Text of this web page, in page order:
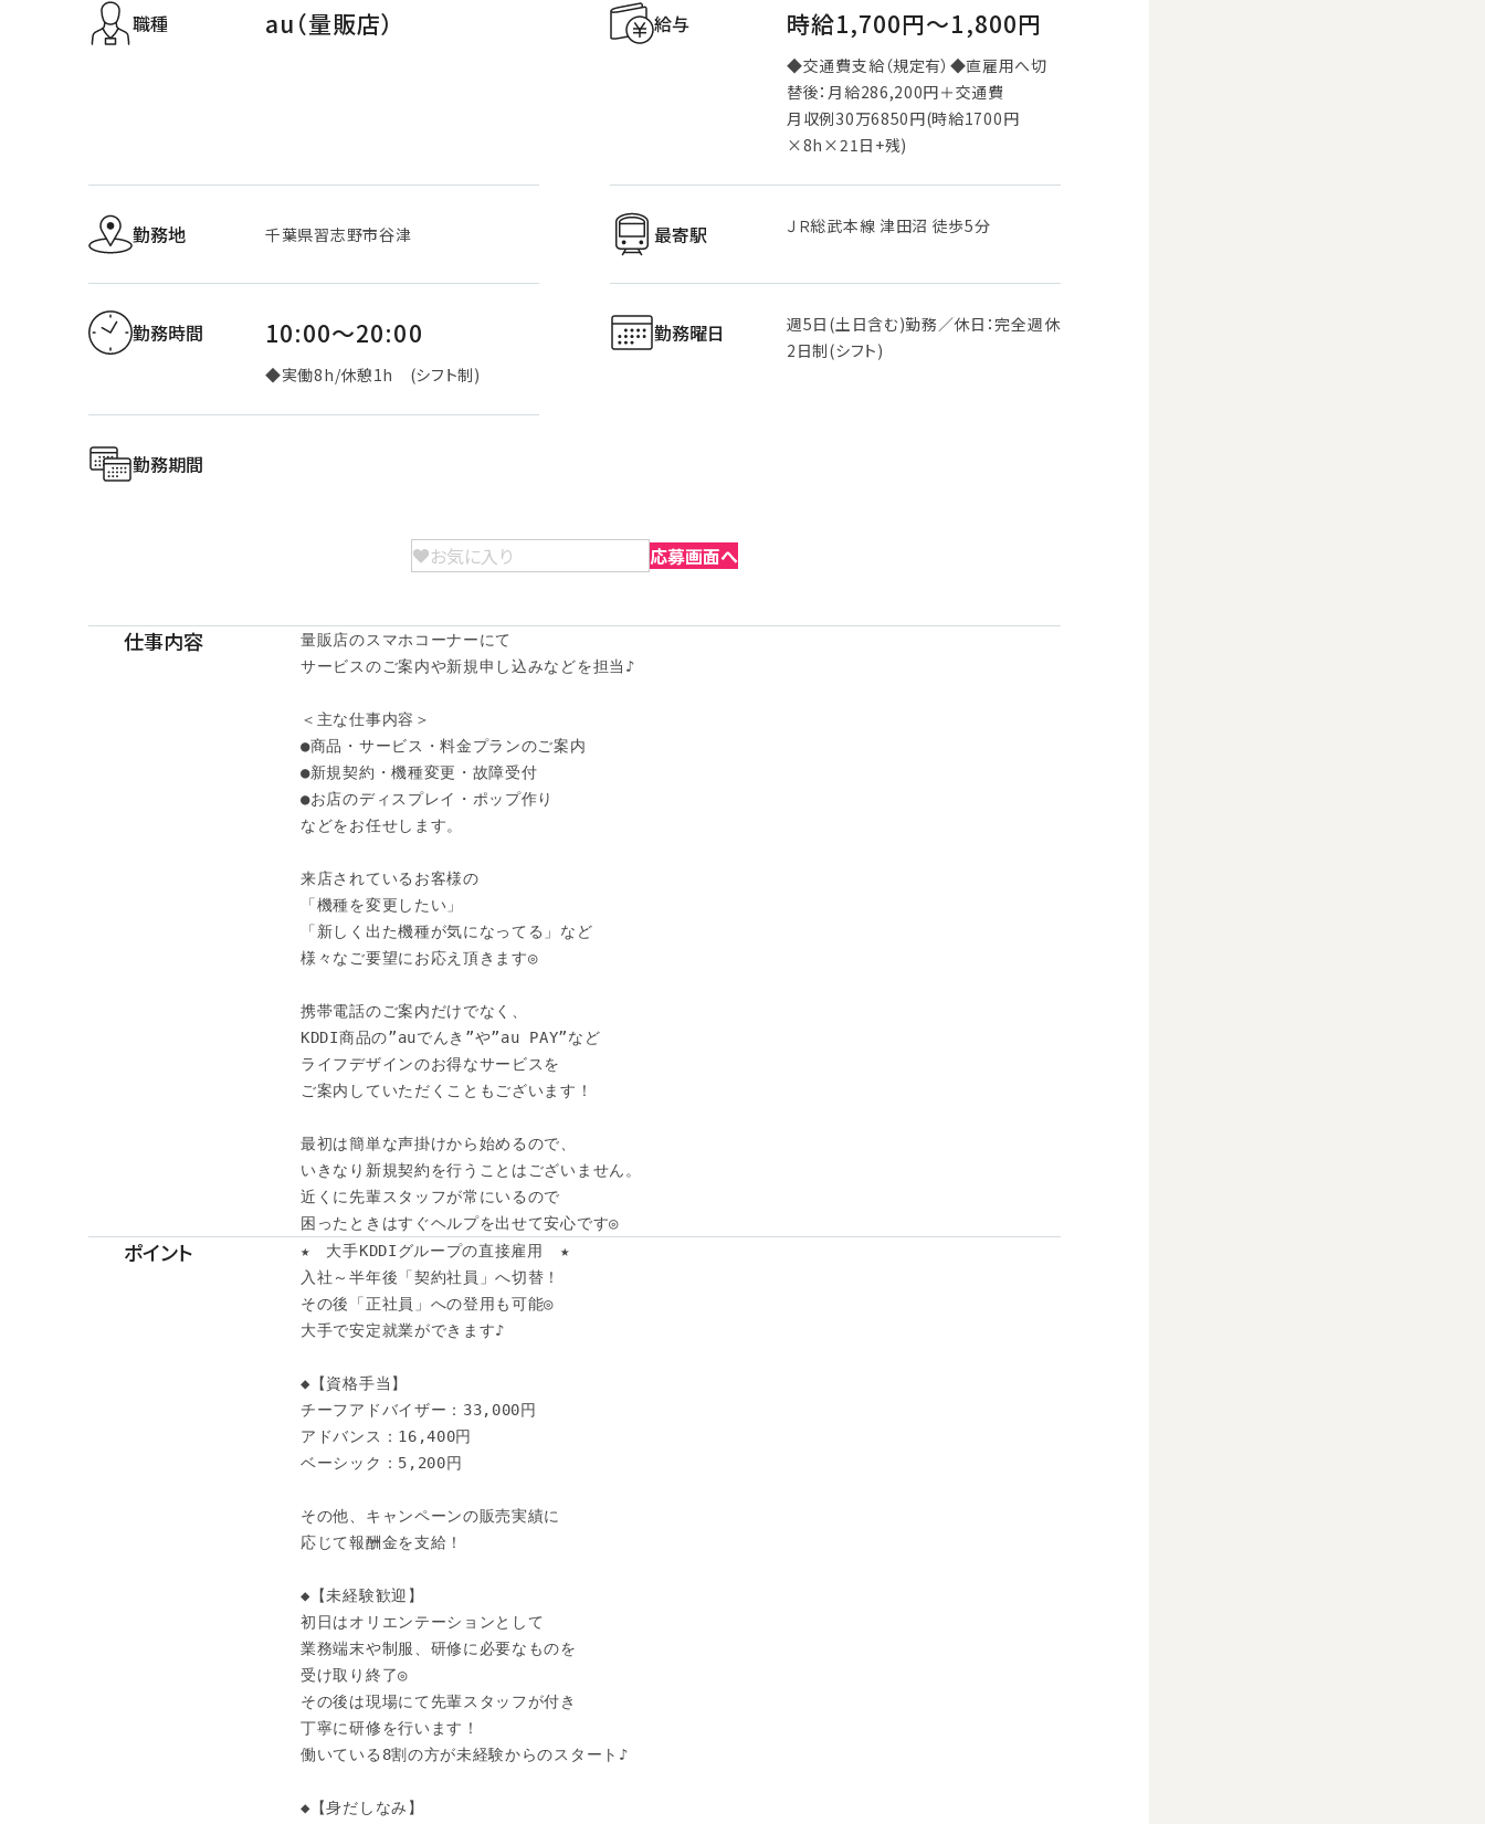
職種 au（量販店） 給与 時給1,700円〜1,800円
◆交通費支給（規定有）◆直雇用へ切
替後：月給286,200円＋交通費
月収例30万6850円(時給1700円
×8h×21日+残)
勤務地 千葉県習志野市谷津 最寄駅 ＪＲ総武本線 津田沼 徒歩5分
勤務時間 10:00～20:00
◆実働8h/休憩1h (シフト制)
勤務曜日
週5日(土日含む)勤務／休日：完全週休
2日制(シフト)
勤務期間
お気に入り 応募画面へ
仕事内容
量販店のスマホコーナーにて
サービスのご案内や新規申し込みなどを担当♪
＜主な仕事内容＞
●商品・サービス・料金プランのご案内
●新規契約・機種変更・故障受付
●お店のディスプレイ・ポップ作り
などをお任せします。
来店されているお客様の
「機種を変更したい」
「新しく出た機種が気になってる」など
様々なご要望にお応え頂きます◎
携帯電話のご案内だけでなく、
KDDI商品の”auでんき”や”au PAY”など
ライフデザインのお得なサービスを
ご案内していただくこともございます！
最初は簡単な声掛けから始めるので、
いきなり新規契約を行うことはございません。
近くに先輩スタッフが常にいるので
困ったときはすぐヘルプを出せて安心です◎
ポイント
★　大手KDDIグループの直接雇用　★
入社～半年後「契約社員」へ切替！
その後「正社員」への登用も可能◎
大手で安定就業ができます♪
◆【資格手当】
チーフアドバイザー：33,000円
アドバンス：16,400円
ベーシック：5,200円
その他、キャンペーンの販売実績に
応じて報酬金を支給！
◆【未経験歓迎】
初日はオリエンテーションとして
業務端末や制服、研修に必要なものを
受け取り終了◎
その後は現場にて先輩スタッフが付き
丁寧に研修を行います！
働いている8割の方が未経験からのスタート♪
◆【身だしなみ】